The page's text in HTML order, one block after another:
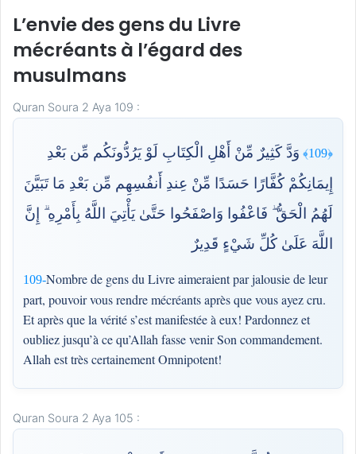
L’envie des gens du Livre
mécréants à l’égard des
musulmans
Quran Soura 2 Aya 109 :
﴿109﴾
وَدَّ كَثِيرٌ مِّنْ أَهْلِ الْكِتَابِ لَوْ يَرُدُّونَكُم مِّن بَعْدِ
إِيمَانِكُمْ كُفَّارًا حَسَدًا مِّنْ عِندِ أَنفُسِهِم مِّن بَعْدِ مَا تَبَيَّنَ
لَهُمُ الْحَقُّ ۖ فَاعْفُوا وَاصْفَحُوا حَتَّىٰ يَأْتِيَ اللَّهُ بِأَمْرِهِ ۗ إِنَّ
اللَّهَ عَلَىٰ كُلِّ شَيْءٍ قَدِيرٌ
109-Nombre de gens du Livre aimeraient par jalousie de leur
part, pouvoir vous rendre mécréants après que vous ayez cru.
Et après que la vérité s’est manifestée à eux! Pardonnez et
oubliez jusqu’à ce qu’Allah fasse venir Son commandement.
Allah est très certainement Omnipotent!
Quran Soura 2 Aya 105 :